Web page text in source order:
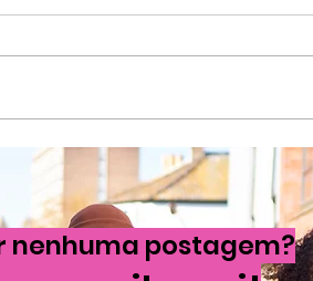
ainda
os
Seleção
A
uma
nenhuma postagem?